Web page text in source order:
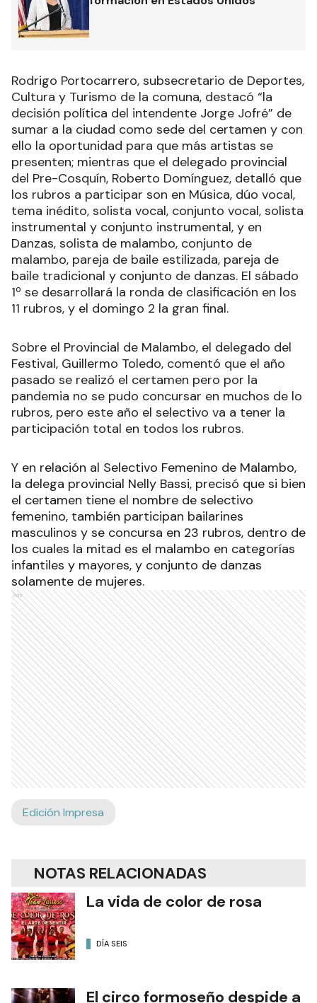
Rodrigo Portocarrero, subsecretario de Deportes,
Cultura y Turismo de la comuna, destacó “la
decisión política del intendente Jorge Jofré” de
sumar a la ciudad como sede del certamen y con
ello la oportunidad para que más artistas se
presenten; mientras que el delegado provincial
del Pre-Cosquín, Roberto Domínguez, detalló que
los rubros a participar son en Música, dúo vocal,
tema inédito, solista vocal, conjunto vocal, solista
instrumental y conjunto instrumental, y en
Danzas, solista de malambo, conjunto de
malambo, pareja de baile estilizada, pareja de
baile tradicional y conjunto de danzas. El sábado
1º se desarrollará la ronda de clasificación en los
11 rubros, y el domingo 2 la gran final.
Sobre el Provincial de Malambo, el delegado del
Festival, Guillermo Toledo, comentó que el año
pasado se realizó el certamen pero por la
pandemia no se pudo concursar en muchos de lo
rubros, pero este año el selectivo va a tener la
participación total en todos los rubros.
Y en relación al Selectivo Femenino de Malambo,
la delega provincial Nelly Bassi, precisó que si bien
el certamen tiene el nombre de selectivo
femenino, también participan bailarines
masculinos y se concursa en 23 rubros, dentro de
los cuales la mitad es el malambo en categorías
infantiles y mayores, y conjunto de danzas
solamente de mujeres.
Ads
Edición Impresa
NOTAS RELACIONADAS
La vida de color de rosa
DÍA SEIS
El circo formoseño despide a